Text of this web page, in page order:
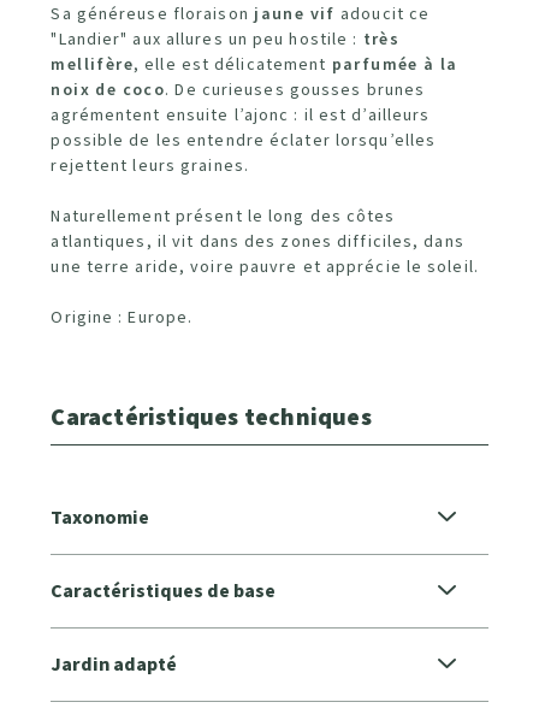
Sa généreuse floraison jaune vif adoucit ce
"Landier" aux allures un peu hostile : très
mellifère, elle est délicatement parfumée à la
noix de coco. De curieuses gousses brunes
agrémentent ensuite l’ajonc : il est d’ailleurs
possible de les entendre éclater lorsqu’elles
rejettent leurs graines.
Naturellement présent le long des côtes
atlantiques, il vit dans des zones difficiles, dans
une terre aride, voire pauvre et apprécie le soleil.
Origine : Europe.
Caractéristiques techniques
Taxonomie
Caractéristiques de base
Jardin adapté